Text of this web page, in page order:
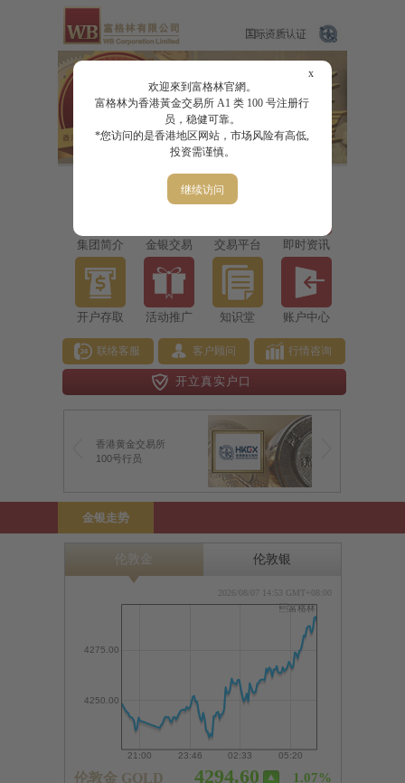
x
欢迎來到富格林官網。
富格林为香港黃金交易所 A1 类 100 号注册行
员，稳健可靠。
*您访问的是香港地区网站，市场风险有高低,
投资需谨慎。
继续访问
集团简介 金银交易 交易平台 即时资讯
开户存取 活动推广 知识堂 账户中心
联络客服 客户顾问 行情咨询
开立真实户口
香港黄金交易所
100号行员
香港黄金交易所
100号行员
金银走势